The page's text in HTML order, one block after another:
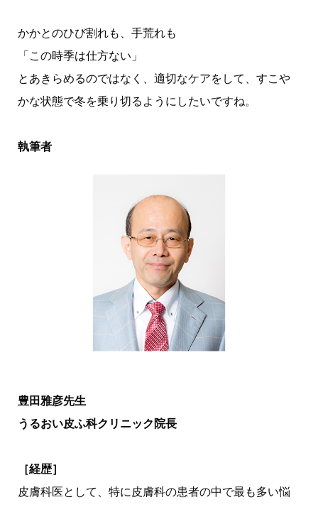
かかとのひび割れも、手荒れも
「この時季は仕方ない」
とあきらめるのではなく、適切なケアをして、すこや
かな状態で冬を乗り切るようにしたいですね。
執筆者
豊田雅彦先生
うるおい皮ふ科クリニック院長
［経歴］
皮膚科医として、特に皮膚科の患者の中で最も多い悩